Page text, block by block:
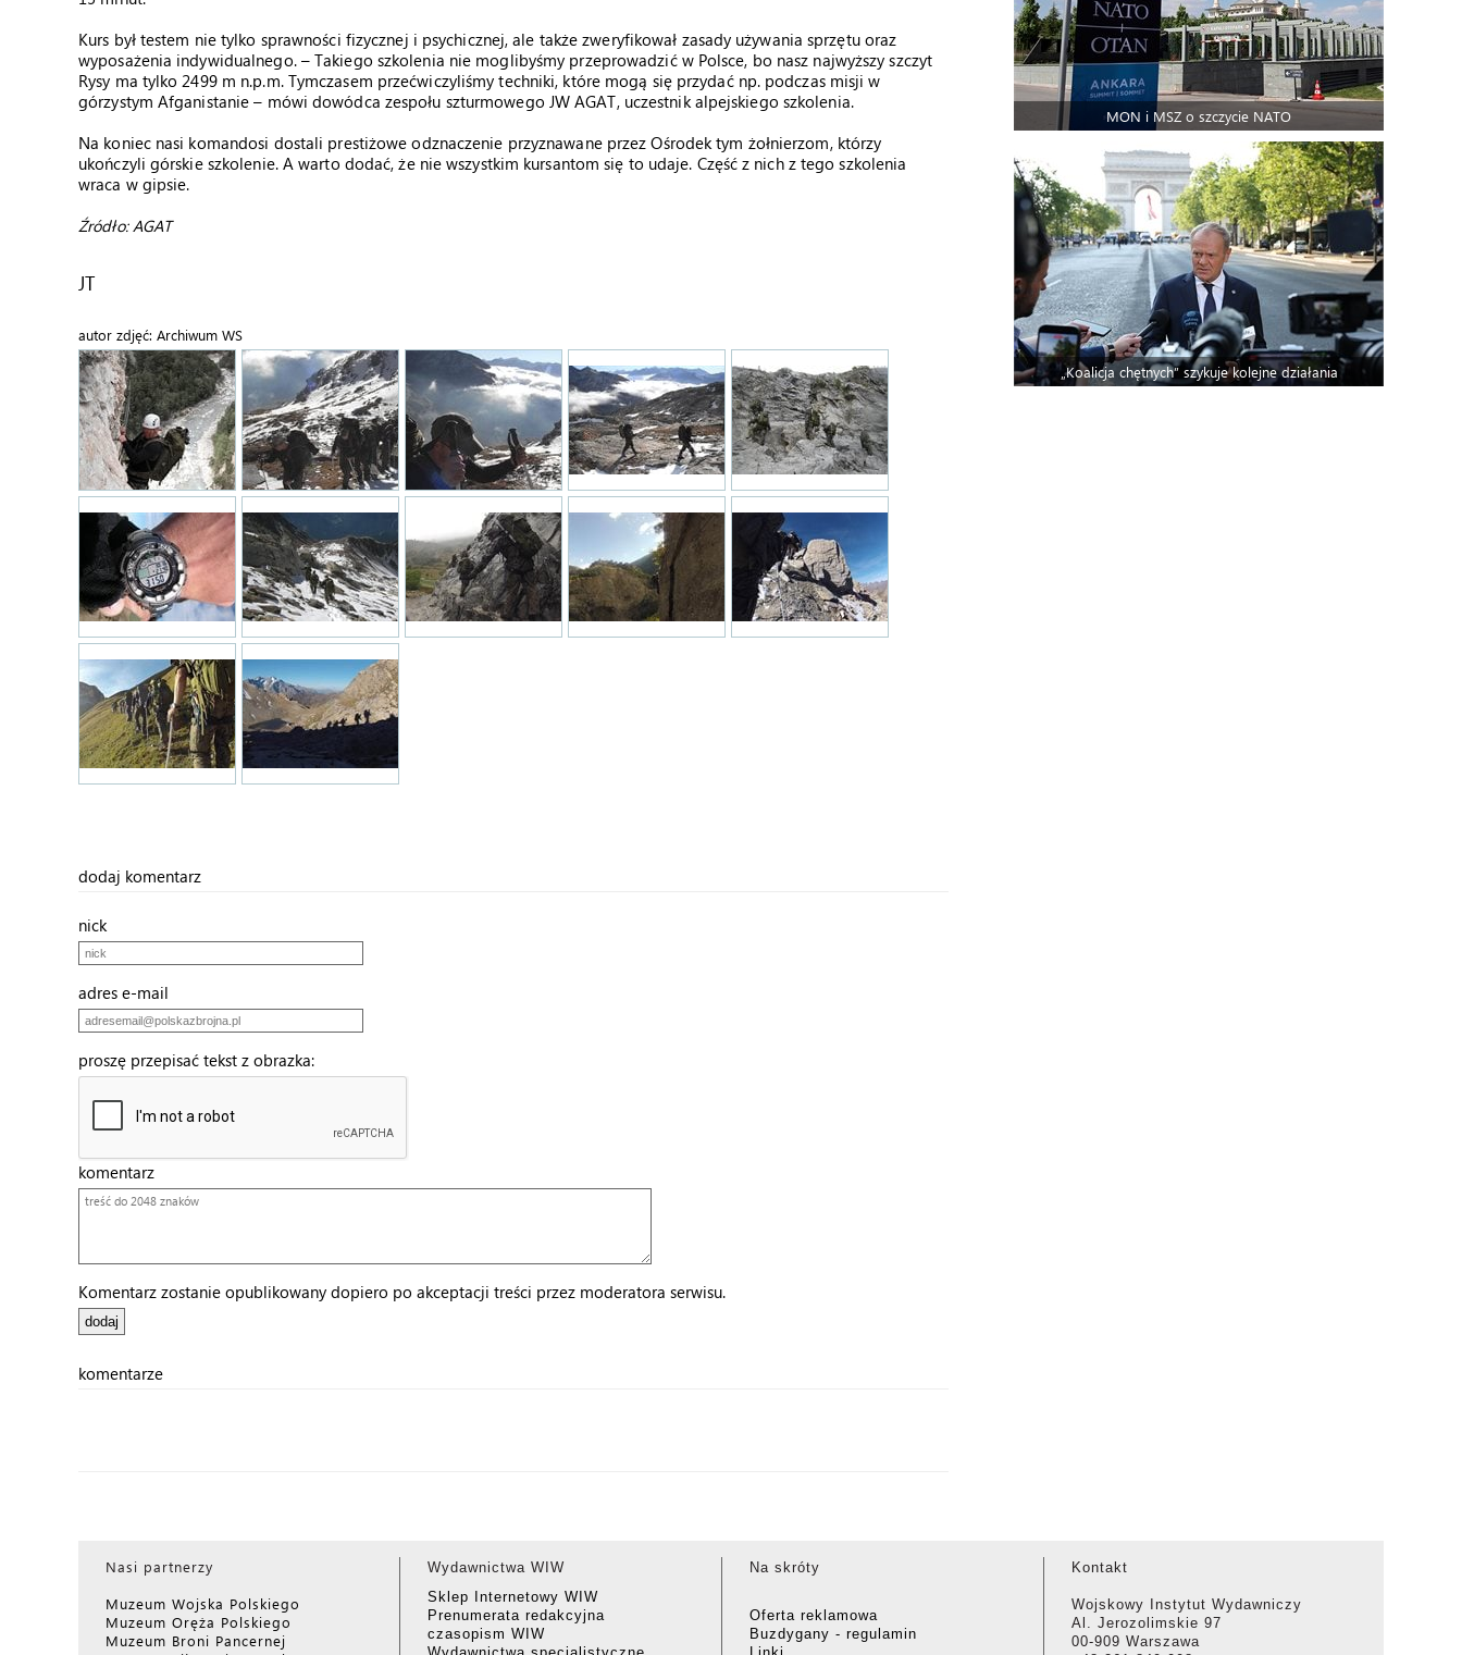
Kurs był testem nie tylko sprawności fizycznej i psychicznej, ale także zweryfikował zasady używania sprzętu oraz
wyposażenia indywidualnego. – Takiego szkolenia nie moglibyśmy przeprowadzić w Polsce, bo nasz najwyższy szczyt
Rysy ma tylko 2499 m n.p.m. Tymczasem przećwiczyliśmy techniki, które mogą się przydać np. podczas misji w
górzystym Afganistanie – mówi dowódca zespołu szturmowego JW AGAT, uczestnik alpejskiego szkolenia.
Na koniec nasi komandosi dostali prestiżowe odznaczenie przyznawane przez Ośrodek tym żołnierzom, którzy
ukończyli górskie szkolenie. A warto dodać, że nie wszystkim kursantom się to udaje. Część z nich z tego szkolenia
wraca w gipsie.
Źródło: AGAT
JT
autor zdjęć: Archiwum WS
dodaj komentarz
nick
adres e-mail
proszę przepisać tekst z obrazka:
komentarz
Komentarz zostanie opublikowany dopiero po akceptacji treści przez moderatora serwisu.
komentarze
MON i MSZ o szczycie NATO
„Koalicja chętnych” szykuje kolejne działania
Nasi partnerzy
Muzeum Wojska Polskiego
Muzeum Oręża Polskiego
Muzeum Broni Pancernej
Wydawnictwa WIW
Sklep Internetowy WIW
Prenumerata redakcyjna
czasopism WIW
Na skróty
Oferta reklamowa
Buzdygany - regulamin
Kontakt
Wojskowy Instytut Wydawniczy
Al. Jerozolimskie 97
00-909 Warszawa